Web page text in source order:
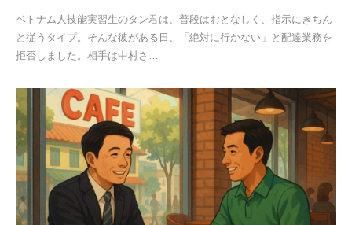
ベトナム人技能実習生のタン君は、普段はおとなしく、指示にきちん
と従うタイプ。そんな彼がある日、「絶対に行かない」と配達業務を
拒否しました。相手は中村さ…